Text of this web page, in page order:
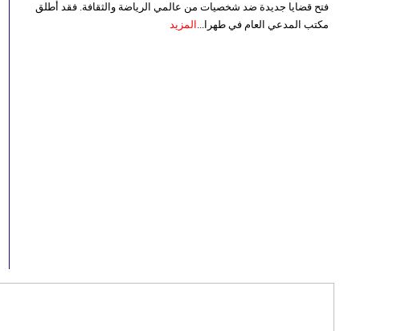
فتح قضايا جديدة ضد شخصيات من عالمي الرياضة والثقافة. فقد أطلق
مكتب المدعي العام في طهرا... المزيد